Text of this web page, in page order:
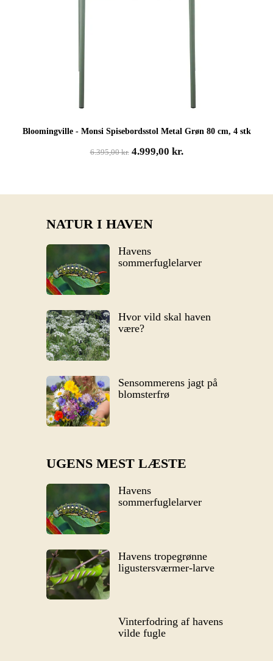
Bloomingville - Monsi Spisebordsstol Metal Grøn 80 cm, 4 stk
6.395,00kr. Den
4.999,00 kr.Den
NATUR I HAVEN
Havens
sommerfuglelarver
Hvor vild skal haven
være?
Sensommerens jagt på
blomsterfrø
UGENS MEST LÆSTE
Havens
sommerfuglelarver
Havens tropegrønne
ligustersværmer-larve
Vinterfodring af havens
vilde fugle